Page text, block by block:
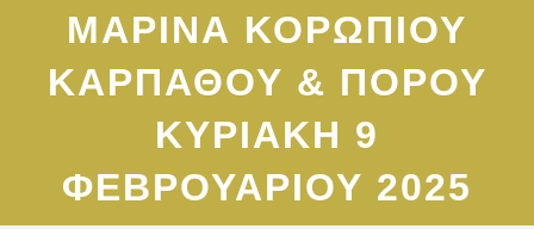
ΜΑΡΙΝΑ ΚΟΡΩΠΙΟΥ
ΚΑΡΠΑΘΟΥ & ΠΟΡΟΥ
ΚΥΡΙΑΚΗ 9
ΦΕΒΡΟΥΑΡΙΟΥ 2025